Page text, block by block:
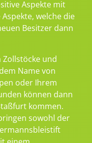
Aspekte mit
welche die
Besitzer dann
und
Name von
oder Ihrem
können dann
kommen.
sowohl der